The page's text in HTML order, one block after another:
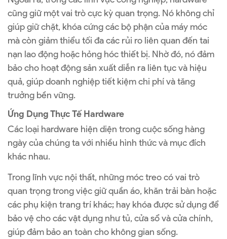
cũng giữ một vai trò cực kỳ quan trọng. Nó không chỉ
giúp giữ chặt, khóa cứng các bộ phận của máy móc
mà còn giảm thiểu tối đa các rủi ro liên quan đến tai
nạn lao động hoặc hỏng hóc thiết bị. Nhờ đó, nó đảm
bảo cho hoạt động sản xuất diễn ra liên tục và hiệu
quả, giúp doanh nghiệp tiết kiệm chi phí và tăng
trưởng bền vững.
Ứng Dụng Thực Tế Hardware
Các loại hardware hiện diện trong cuộc sống hàng
ngày của chúng ta với nhiều hình thức và mục đích
khác nhau.
Trong lĩnh vực nội thất, những móc treo có vai trò
quan trọng trong việc giữ quần áo, khăn trải bàn hoặc
các phụ kiện trang trí khác; hay khóa được sử dụng để
bảo vệ cho các vật dụng như tủ, cửa sổ và cửa chính,
giúp đảm bảo an toàn cho không gian sống.